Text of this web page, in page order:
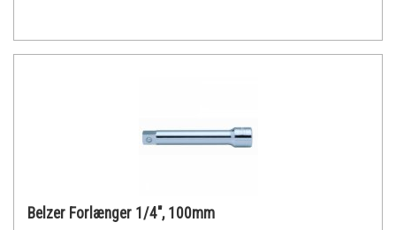
Belzer Forlænger 1/4", 100mm